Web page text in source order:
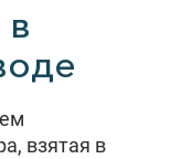
взятая в